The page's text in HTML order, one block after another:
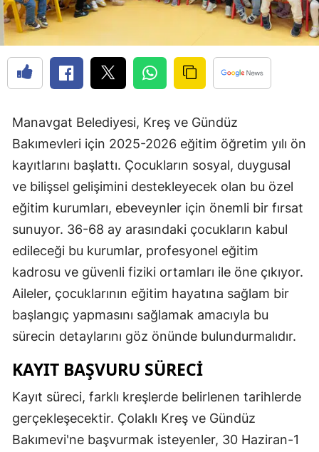
Manavgat Belediyesi, Kreş ve Gündüz
Bakımevleri için 2025-2026 eğitim öğretim yılı ön
kayıtlarını başlattı. Çocukların sosyal, duygusal
ve bilişsel gelişimini destekleyecek olan bu özel
eğitim kurumları, ebeveynler için önemli bir fırsat
sunuyor. 36-68 ay arasındaki çocukların kabul
edileceği bu kurumlar, profesyonel eğitim
kadrosu ve güvenli fiziki ortamları ile öne çıkıyor.
Aileler, çocuklarının eğitim hayatına sağlam bir
başlangıç yapmasını sağlamak amacıyla bu
sürecin detaylarını göz önünde bulundurmalıdır.
KAYIT BAŞVURU SÜRECI
Kayıt süreci, farklı kreşlerde belirlenen tarihlerde
gerçekleşecektir. Çolaklı Kreş ve Gündüz
Bakımevi'ne başvurmak isteyenler, 30 Haziran-1